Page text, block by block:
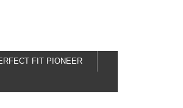
FIT PIONEER